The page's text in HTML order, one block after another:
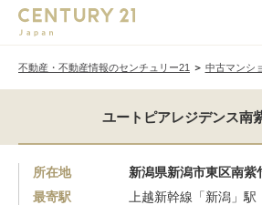
不動産・不動産情報のセンチュリー21 中古マンシ
ユートピアレジデンス南
所在地
新潟県新潟市東区南紫
最寄駅
上越新幹線「新潟」駅